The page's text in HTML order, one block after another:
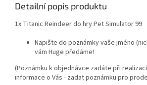
Detailní popis produktu
1x Titanic Reindeer do hry Pet Simulator 99
Napište do poznámky vaše jméno
vám Huge předáme!
(Poznámku k objednávce zadáte při
informace o Vás - zadat poznámku pro